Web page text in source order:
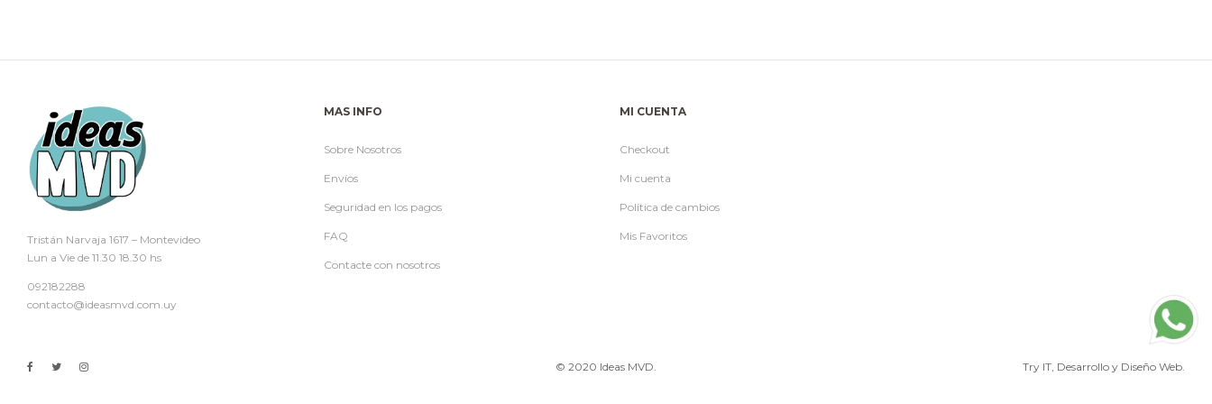
Tristán Narvaja 1617 – Montevideo
Lun a Vie de 11.30 18.30 hs
092182288
contacto@ideasmvd.com.uy
MAS INFO
Sobre Nosotros
Envíos
Seguridad en los pagos
FAQ
Contacte con nosotros
MI CUENTA
Checkout
Mi cuenta
Política de cambios
Mis Favoritos
© 2020 Ideas MVD. Try IT, Desarrollo y Diseño Web.